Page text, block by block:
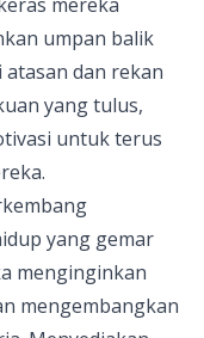
umpan balik
dan rekan
yang tulus,
untuk terus
yang gemar
menginginkan
mengembangkan